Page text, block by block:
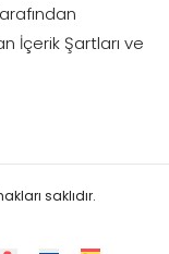
İçerik Şartları ve
saklıdır.